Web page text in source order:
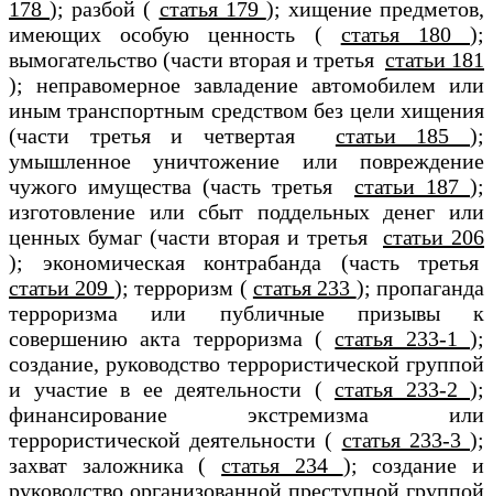
178); разбой ( статья 179 ); хищение предметов,
имеющих особую ценность ( статья 180);
вымогательство (части вторая и третья статьи 181
); неправомерное завладение автомобилем или
иным транспортным средством без цели хищения
(части третья и четвертая статьи 185);
умышленное уничтожение или повреждение
чужого имущества (часть третья статьи 187 );
изготовление или сбыт поддельных денег или
ценных бумаг (части вторая и третья статьи 206
); экономическая контрабанда (часть третья
статьи 209 ); терроризм ( статья 233 ); пропаганда
терроризма или публичные призывы к
совершению акта терроризма (статья 233-1);
создание, руководство террористической группой
и участие в ее деятельности ( статья 233-2 );
финансирование экстремизма или
террористической деятельности ( статья 233-3);
захват заложника (статья 234 ); создание и
руководство организованной преступной группой